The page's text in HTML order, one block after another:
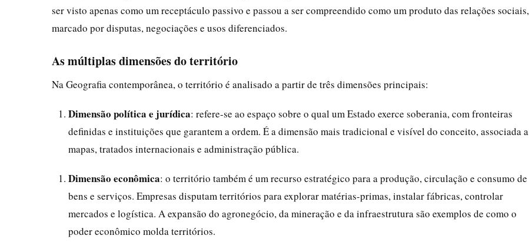
ser visto apenas como um receptáculo passivo e passou a ser compreendido como um produto das relações sociais,
marcado por disputas, negociações e usos diferenciados.
As múltiplas dimensões do território
Na Geografia contemporânea, o território é analisado a partir de três dimensões principais:
Dimensão política e jurídica: refere-se ao espaço sobre o qual um Estado exerce soberania, com fronteiras
definidas e instituições que garantem a ordem. É a dimensão mais tradicional e visível do conceito, associada a
mapas, tratados internacionais e administração pública.
Dimensão econômica: o território também é um recurso estratégico para a produção, circulação e consumo de
bens e serviços. Empresas disputam territórios para explorar matérias-primas, instalar fábricas, controlar
mercados e logística. A expansão do agronegócio, da mineração e da infraestrutura são exemplos de como o
poder econômico molda territórios.